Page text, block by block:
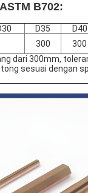
B702:
D35 D40
300 300
dari 300mm,
sesuai dengan